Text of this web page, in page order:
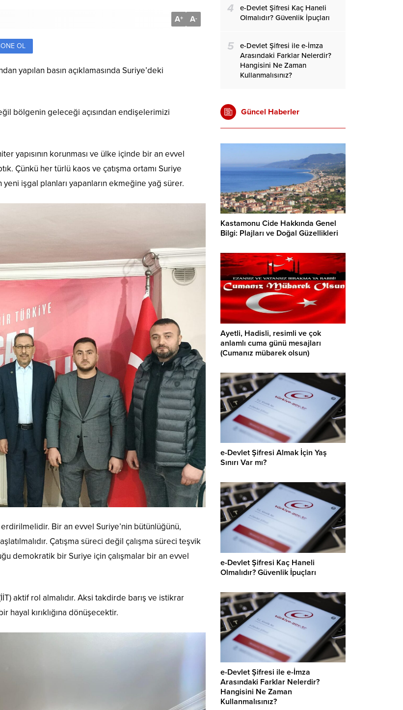
A+ A-
OL
yapılan basın açıklamasında Suriye’deki
bölgenin geleceği açısından endişelerimizi
yapısının korunması ve ülke içinde bir an evvel
Çünkü her türlü kaos ve çatışma ortamı Suriye
işgal planları yapanların ekmeğine yağ sürer.
Bir an evvel Suriye’nin bütünlüğünü,
Çatışma süreci değil çalışma süreci teşvik
demokratik bir Suriye için çalışmalar bir an evvel
aktif rol almalıdır. Aksi takdirde barış ve istikrar
hayal kırıklığına dönüşecektir.
4
e-Devlet Şifresi Kaç Haneli
Olmalıdır? Güvenlik İpuçları
5
e-Devlet Şifresi ile e-İmza
Arasındaki Farklar Nelerdir?
Hangisini Ne Zaman
Kullanmalısınız?
Güncel Haberler
Kastamonu Cide Hakkında Genel
Bilgi: Plajları ve Doğal Güzellikleri
Ayetli, Hadisli, resimli ve çok
anlamlı cuma günü mesajları
(Cumanız mübarek olsun)
e-Devlet Şifresi Almak İçin Yaş
Sınırı Var mı?
e-Devlet Şifresi Kaç Haneli
Olmalıdır? Güvenlik İpuçları
e-Devlet Şifresi ile e-İmza
Arasındaki Farklar Nelerdir?
Hangisini Ne Zaman
Kullanmalısınız?